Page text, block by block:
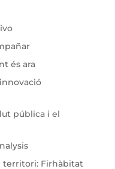
és ara
pública i el
territori: Firhàbitat